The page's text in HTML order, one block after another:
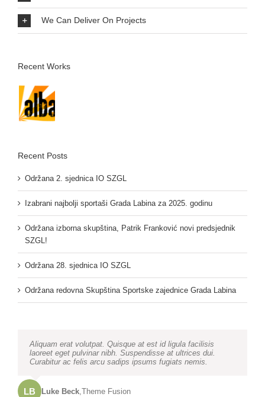
We Can Deliver On Projects
Recent Works
Recent Posts
Održana 2. sjednica IO SZGL
Izabrani najbolji sportaši Grada Labina za 2025. godinu
Održana izborna skupština, Patrik Franković novi predsjednik
SZGL!
Održana 28. sjednica IO SZGL
Održana redovna Skupština Sportske zajednice Grada Labina
Neque porro quisquam est, qui dolorem ipsum quia dolor sit
amet, consec tetur, adipisci velit, sed quia non numquam
eius modi tempora voluptas amets unser.
JD John Doe,My Company
Aliquam erat volutpat. Quisque at est id ligula facilisis
laoreet eget pulvinar nibh. Suspendisse at ultrices dui.
Curabitur ac felis arcu sadips ipsums fugiats nemis.
LB Luke Beck Theme Fusion